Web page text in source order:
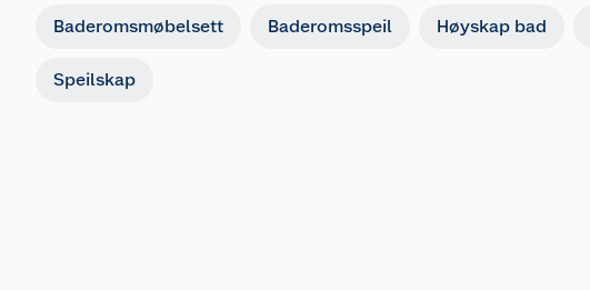
Baderomsmøbelsett Baderomsspeil Høyskap bad
Speilskap